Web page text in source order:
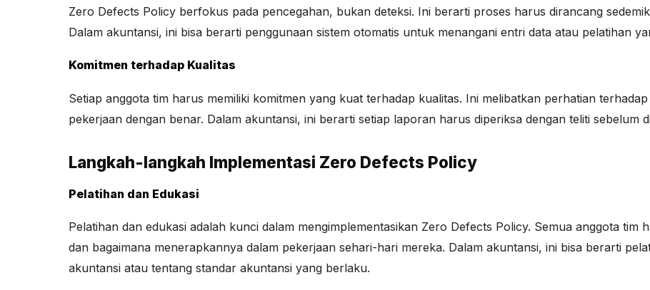
Zero Defects Policy berfokus pada pencegahan, bukan deteksi. Ini berarti proses harus dirancang
Dalam akuntansi, ini bisa berarti penggunaan sistem otomatis untuk menangani entri data atau pelatihan
Komitmen terhadap Kualitas
Setiap anggota tim harus memiliki komitmen yang kuat terhadap kualitas. Ini melibatkan perhatian
pekerjaan dengan benar. Dalam akuntansi, ini berarti setiap laporan harus diperiksa dengan teliti sebelum
Langkah-langkah Implementasi Zero Defects Policy
Pelatihan dan Edukasi
Pelatihan dan edukasi adalah kunci dalam mengimplementasikan Zero Defects Policy. Semua anggota tim
dan bagaimana menerapkannya dalam pekerjaan sehari-hari mereka. Dalam akuntansi, ini bisa berarti
akuntansi atau tentang standar akuntansi yang berlaku.